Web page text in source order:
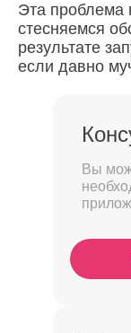
Эта проблема
стесняемся
результате
если давно
Вы